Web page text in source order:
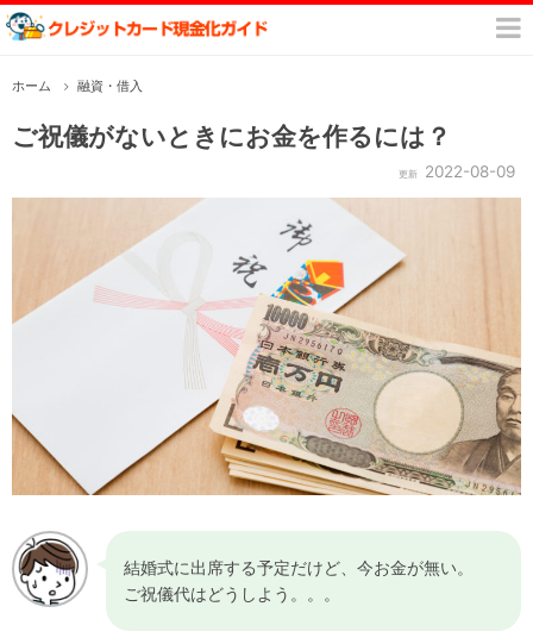
ホーム 融資・借入
ご祝儀がないときにお金を作るには？
2022-08-09
結婚式に出席する予定だけど、今お金が無い。
ご祝儀代はどうしよう。。。